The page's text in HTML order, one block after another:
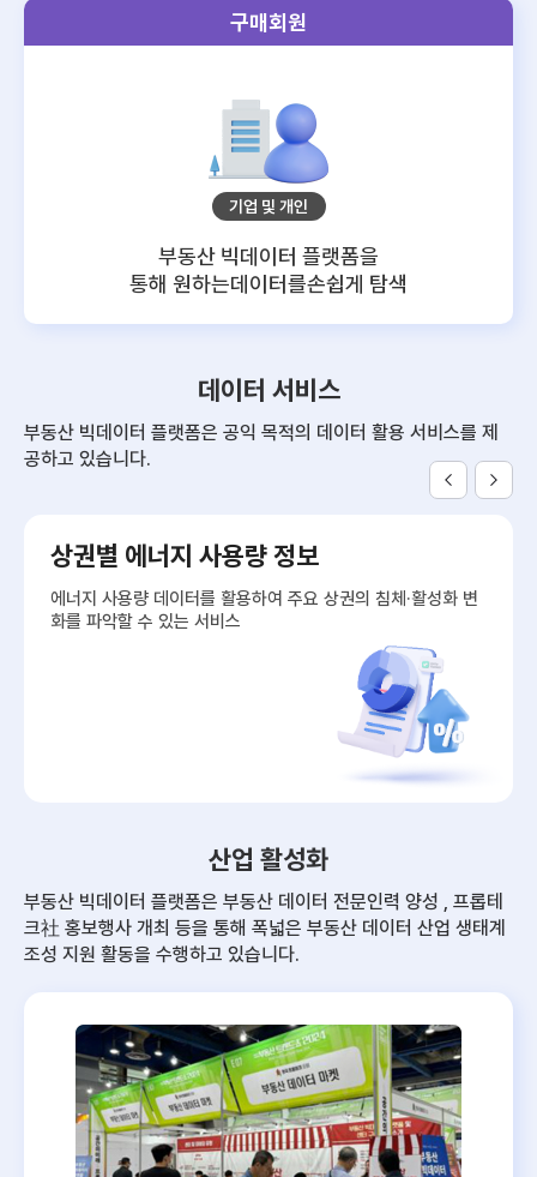
구매회원
기업 및 개인
부동산 빅데이터 플랫폼을
통해 원하는데이터를손쉽게 탐색
데이터 서비스
부동산 빅데이터 플랫폼은 공익 목적의 데이터 활용 서비스를 제
공하고 있습니다.
상권별 에너지 사용량 정보
에너지 사용량 데이터를 활용하여 주요 상권의 침체·활성화 변
화를 파악할 수 있는 서비스
산업 활성화
부동산 빅데이터 플랫폼은 부동산 데이터 전문인력 양성 , 프롭테
크社 홍보행사 개최 등을 통해 폭넓은 부동산 데이터 산업 생태계
조성 지원 활동을 수행하고 있습니다.